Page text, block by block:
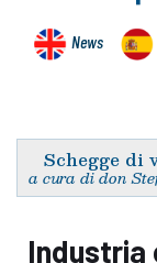
News
Schegge di
a cura di don
Industria